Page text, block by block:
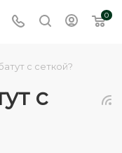
0
с сеткой?
с